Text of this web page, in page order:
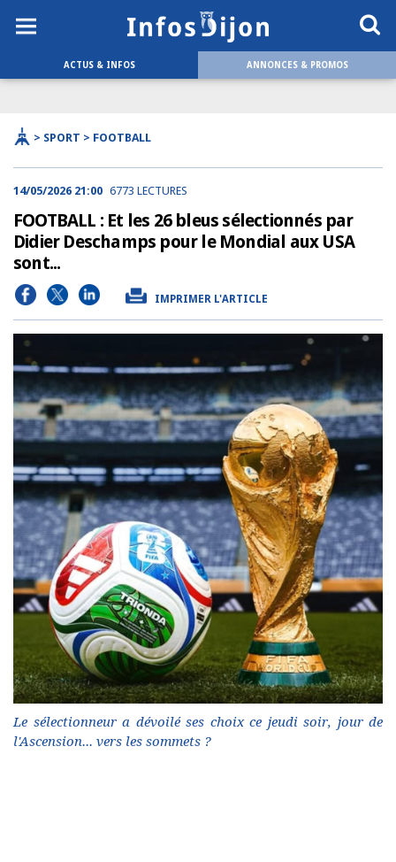
ACTUS & INFOS ANNONCES & PROMOS
> SPORT > FOOTBALL
14/05/2026 21:00 6773 LECTURES
FOOTBALL : Et les 26 bleus sélectionnés par
Didier Deschamps pour le Mondial aux USA
sont...
IMPRIMER L'ARTICLE
Le sélectionneur a dévoilé ses choix ce jeudi soir, jour de
l'Ascension... vers les sommets ?